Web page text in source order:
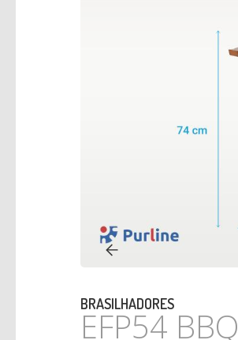
BRASILHADORES
EFP54 BBQ